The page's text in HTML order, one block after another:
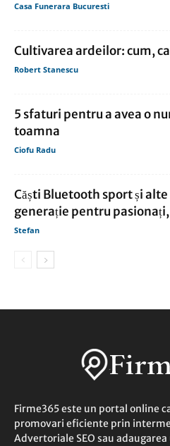
Casa Funerara Bucuresti
Cultivarea ardeilor: cum,
Robert Stanescu
5 sfaturi pentru a avea o
toamna
Ciofu Radu
Căști Bluetooth sport și
generație pentru
Stefan
Firme365 este un portal online
promovari eficiente prin
Advertoriale SEO sau